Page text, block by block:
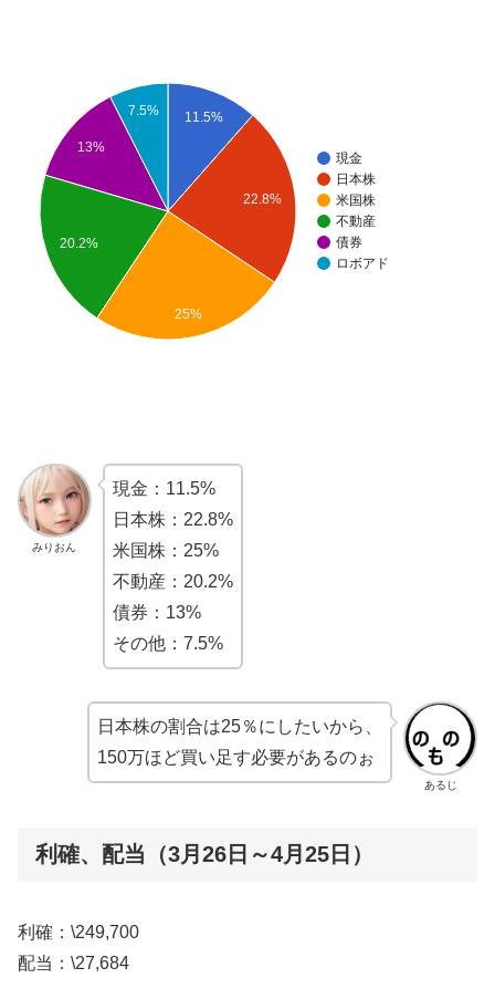
現金
日本株
米国株
不動産
債券
ロボアド
11.5%
22.8%
7.5%
13%
20.2%
25%
みりおん
現金：11.5%
日本株：22.8%
米国株：25%
不動産：20.2%
債券：13%
その他：7.5%
あるじ
日本株の割合は25％にしたいから、
150万ほど買い足す必要があるのぉ
利確、配当（3月26日～4月25日）
利確：\249,700
配当：\27,684